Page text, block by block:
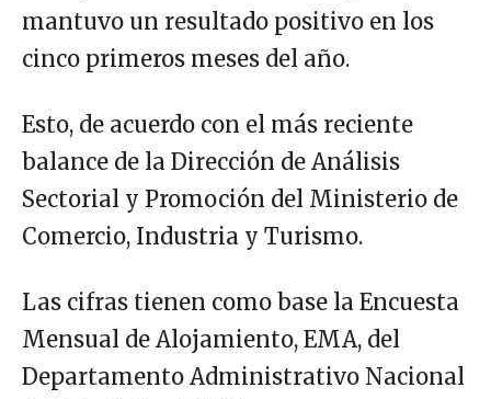
mantuvo un resultado positivo en los
cinco primeros meses del año.
Esto, de acuerdo con el más reciente
balance de la Dirección de Análisis
Sectorial y Promoción del Ministerio de
Comercio, Industria y Turismo.
Las cifras tienen como base la Encuesta
Mensual de Alojamiento, EMA, del
Departamento Administrativo Nacional